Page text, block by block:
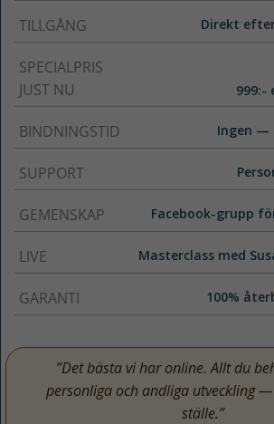
TILLGÅNG Direkt
SPECIALPRIS
JUST NU
999:-
BINDNINGSTID Ingen —
SUPPORT
GEMENSKAP Facebook-grupp
LIVE Masterclass med
GARANTI 100%
”Det bästa vi har online. Allt du
personliga och andliga utveckling
ställe.”
hur